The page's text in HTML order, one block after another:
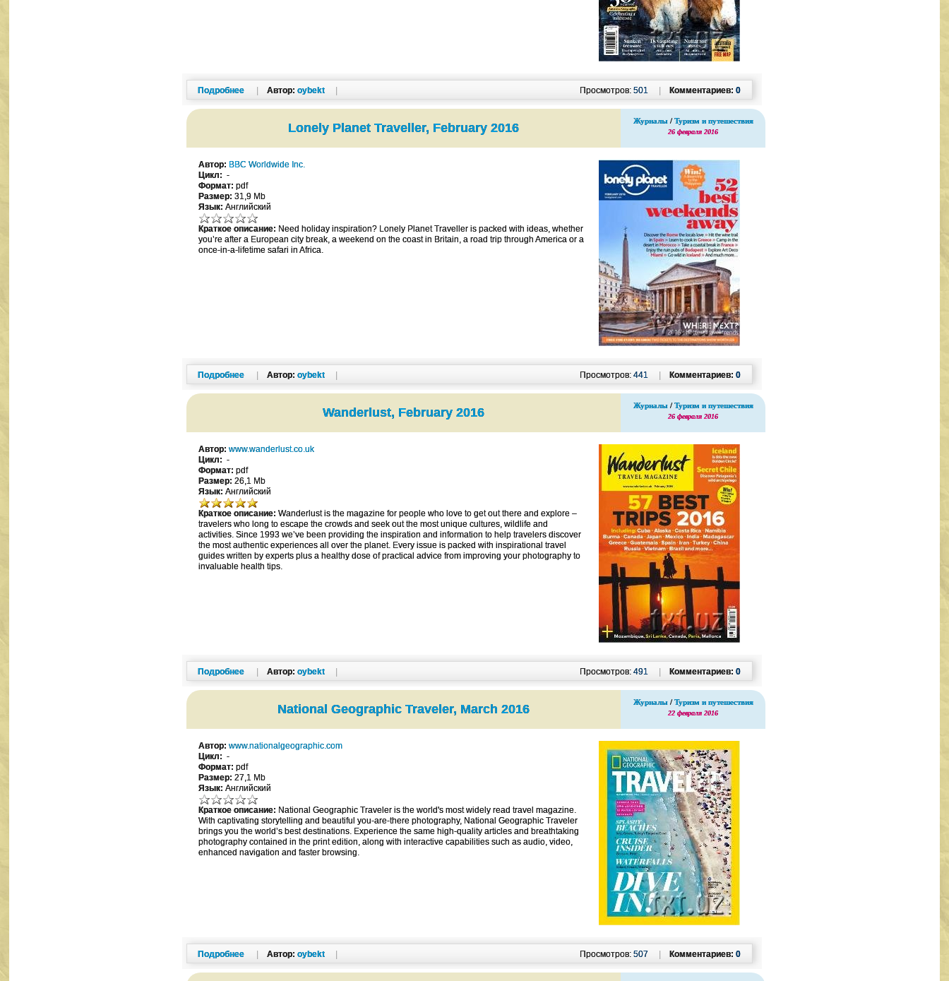
Подробнее Автор:oybekt Комментариев: 0
Просмотров: 501
Lonely Planet Traveller, February 2016 Журналы/ Туризм и путешествия
26 февраля 2016
Автор: BBC Worldwide Inc.
Цикл: -
Формат: pdf
Размер: 31,9 Mb
Язык: Английский
Краткое описание: Need holiday inspiration? Lonely Planet Traveller is packed with ideas, whether
you’re after a European city break, a weekend on the coast in Britain, a road trip through America or a
once-in-a-lifetime safari in Africa.
Подробнее Автор:oybekt Комментариев: 0
Просмотров: 441
Wanderlust, February 2016 Журналы/ Туризм и путешествия
26 февраля 2016
Автор: www.wanderlust.co.uk
Цикл: -
Формат: pdf
Размер: 26,1 Mb
Язык: Английский
Краткое описание: Wanderlust is the magazine for people who love to get out there and explore –
travelers who long to escape the crowds and seek out the most unique cultures, wildlife and
activities. Since 1993 we’ve been providing the inspiration and information to help travelers discover
the most authentic experiences all over the planet. Every issue is packed with inspirational travel
guides written by experts plus a healthy dose of practical advice from improving your photography to
invaluable health tips.
Подробнее Автор:oybekt Комментариев: 0
Просмотров: 491
National Geographic Traveler, March 2016 Журналы/ Туризм и путешествия
22 февраля 2016
Автор: www.nationalgeographic.com
Цикл: -
Формат: pdf
Размер: 27,1 Mb
Язык: Английский
Краткое описание: National Geographic Traveler is the world's most widely read travel magazine.
With captivating storytelling and beautiful you-are-there photography, National Geographic Traveler
brings you the world’s best destinations. Experience the same high-quality articles and breathtaking
photography contained in the print edition, along with interactive capabilities such as audio, video,
enhanced navigation and faster browsing.
Подробнее Автор:oybekt Комментариев: 0
Просмотров: 507